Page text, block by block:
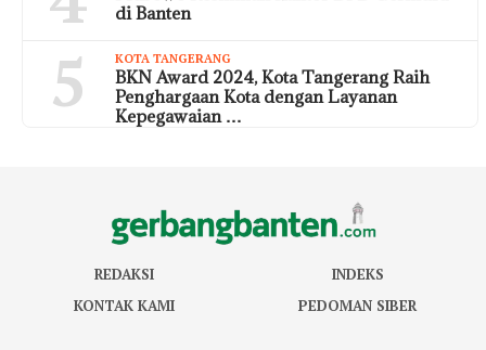
di Banten
5 KOTA TANGERANG
BKN Award 2024, Kota Tangerang Raih
Penghargaan Kota dengan Layanan
Kepegawaian …
REDAKSI
INDEKS
KONTAK KAMI
PEDOMAN SIBER